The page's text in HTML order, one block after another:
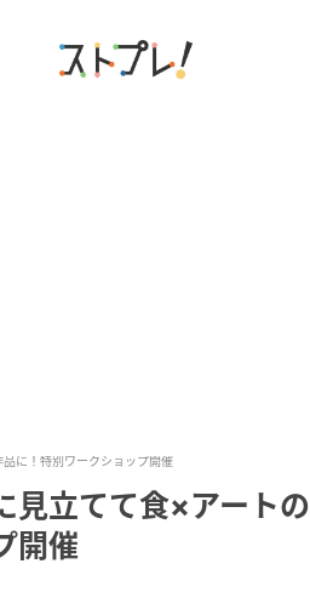
に！特別ワークショップ開催
見立てて食×アートの
開催